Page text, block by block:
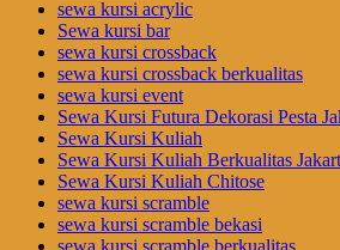
sewa kursi acrylic
Sewa kursi bar
sewa kursi crossback
sewa kursi crossback berkualitas
sewa kursi event
Sewa Kursi Futura Dekorasi Pesta
Sewa Kursi Kuliah
Sewa Kursi Kuliah Berkualitas
Sewa Kursi Kuliah Chitose
sewa kursi scramble
sewa kursi scramble bekasi
sewa kursi scramble berkualitas